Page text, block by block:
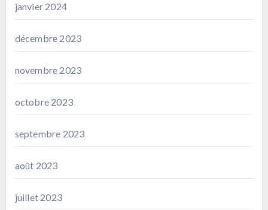
janvier 2024
décembre 2023
novembre 2023
octobre 2023
septembre 2023
août 2023
juillet 2023